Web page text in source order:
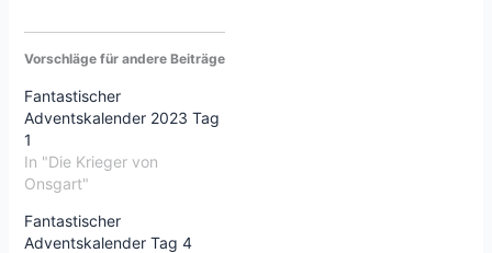
Vorschläge für andere Beiträge
Fantastischer
Adventskalender 2023 Tag
1
In "Die Krieger von
Onsgart"
Fantastischer
Adventskalender Tag 4